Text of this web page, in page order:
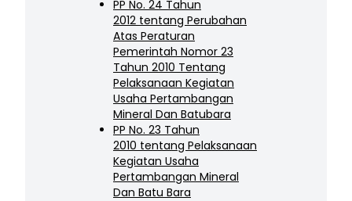
PP No. 24 Tahun
2012 tentang Perubahan
Atas Peraturan
Pemerintah Nomor 23
Tahun 2010 Tentang
Pelaksanaan Kegiatan
Usaha Pertambangan
Mineral Dan Batubara
PP No. 23 Tahun
2010 tentang Pelaksanaan
Kegiatan Usaha
Pertambangan Mineral
Dan Batu Bara